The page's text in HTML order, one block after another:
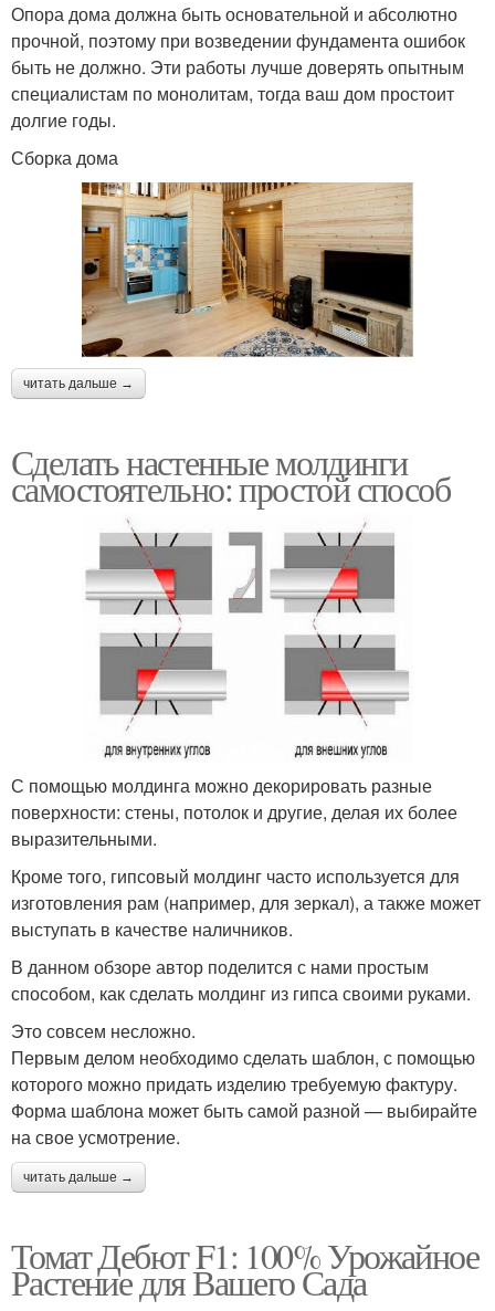
Опора дома должна быть основательной и абсолютно
прочной, поэтому при возведении фундамента ошибок
быть не должно. Эти работы лучше доверять опытным
специалистам по монолитам, тогда ваш дом простоит
долгие годы.
Сборка дома
читать дальше →
Сделать настенные молдинги
самостоятельно: простой способ
С помощью молдинга можно декорировать разные
поверхности: стены, потолок и другие, делая их более
выразительными.
Кроме того, гипсовый молдинг часто используется для
изготовления рам (например, для зеркал), а также может
выступать в качестве наличников.
В данном обзоре автор поделится с нами простым
способом, как сделать молдинг из гипса своими руками.
Это совсем несложно.
Первым делом необходимо сделать шаблон, с помощью
которого можно придать изделию требуемую фактуру.
Форма шаблона может быть самой разной — выбирайте
на свое усмотрение.
читать дальше →
Томат Дебют F1: 100% Урожайное
Растение для Вашего Сада